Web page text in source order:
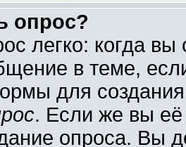
опрос?
легко: когда
в теме,
для
. Если же вы её
опроса. Вы